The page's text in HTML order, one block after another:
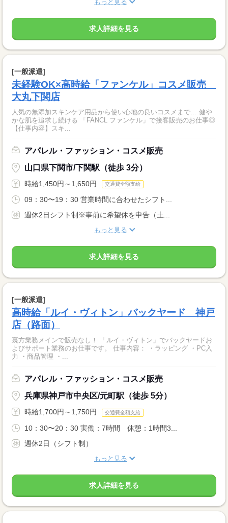
もっと見る
求人詳細を見る
[一般派遣]
未経験OK×高時給「ファンケル」コスメ販売
大丸下関店
人気の無添加スキンケア用品から使い心地の良いコスメまで… 健や
かな肌を追求し続ける 「FANCL ファンケル」で接客販売のお仕事◎
【仕事内容】スキ...
アパレル・ファッション・コスメ販売
山口県下関市/下関駅（徒歩 3分）
時給1,450円～1,650円 交通費全額支給
09：30〜19：30 営業時間に合わせたシフト...
週休2日シフト制※事前に希望休を申告（土...
もっと見る
求人詳細を見る
[一般派遣]
高時給「ルイ・ヴィトン」バックヤード 神戸
店（路面）
裏方業務メインで販売なし！ 「ルイ・ヴィトン」でバックヤードお
よびサポート業務のお仕事です。 仕事内容： ・ラッピング ・PC入
力 ・商品管理 ・...
アパレル・ファッション・コスメ販売
兵庫県神戸市中央区/元町駅（徒歩 5分）
時給1,700円～1,750円 交通費全額支給
10：30〜20：30 実働：7時間 休憩：1時間3...
週休2日（シフト制）
もっと見る
求人詳細を見る